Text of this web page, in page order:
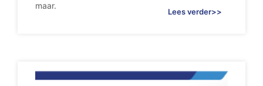
maar.
Lees verder>>